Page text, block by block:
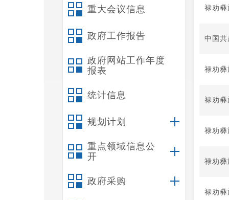
重大会议信息
政府工作报告
政府网站工作年度
报表
统计信息
规划计划
重点领域信息公
开
政府采购
禄劝
中国
禄劝
禄劝
禄劝
禄劝
禄劝